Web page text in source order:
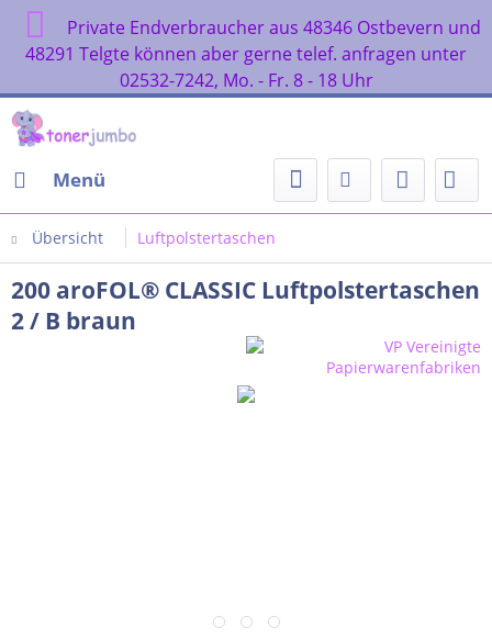
Private Endverbraucher aus 48346 Ostbevern und
48291 Telgte können aber gerne telef. anfragen unter
02532-7242, Mo. - Fr. 8 - 18 Uhr
Menü
Übersicht Luftpolstertaschen
200 aroFOL® CLASSIC Luftpolstertaschen
2 / B braun